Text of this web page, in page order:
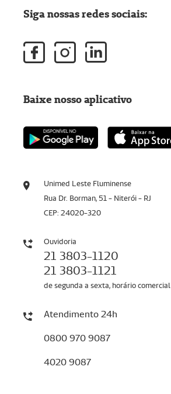
Unimed Leste Fluminense
Rua Dr. Borman, 51 - Niterói - RJ
CEP: 24020-320
Ouvidoria
21 3803-1120
21 3803-1121
de segunda a sexta, horário comercial
Atendimento 24h
0800 970 9087
4020 9087
Siga nossas redes sociais:
Baixe nosso aplicativo